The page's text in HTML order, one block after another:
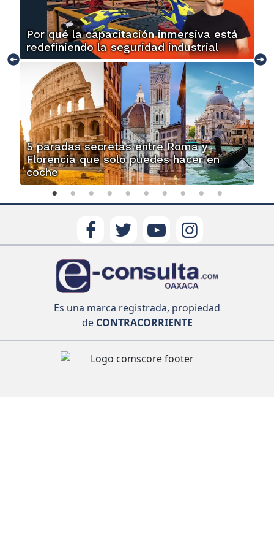
Por qué la capacitación inmersiva está
redefiniendo la seguridad industrial
5 paradas secretas entre Roma y
Florencia que solo puedes hacer en
coche
Es una marca registrada, propiedad
deCONTRACORRIENTE